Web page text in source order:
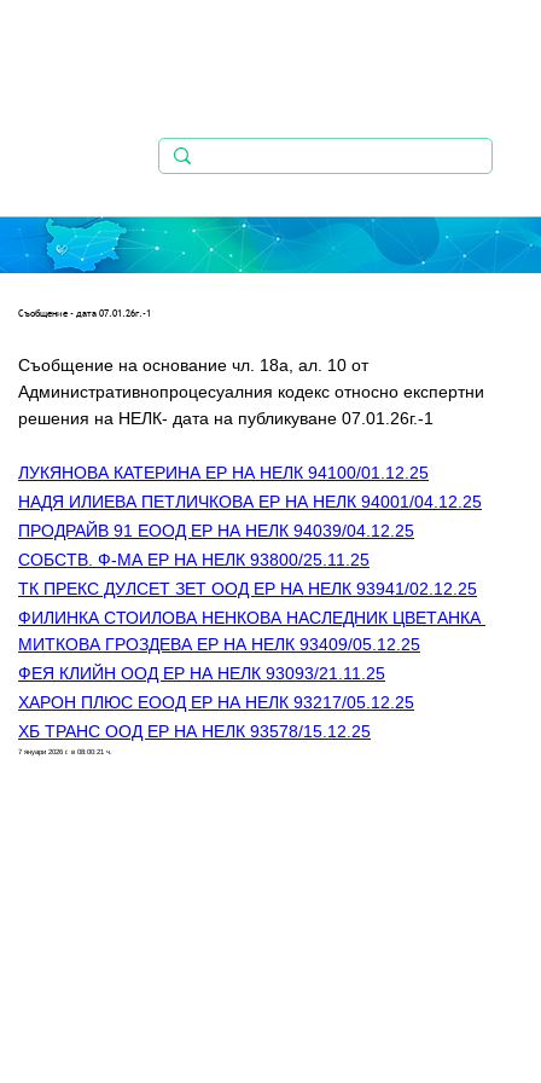
Съобщениe - дата 07.01.26г.-1
Съобщение на основание чл. 18а, ал. 10 от
Административнопроцесуалния кодекс относно експертни
решения на НЕЛК- дата на публикуване 07.01.26г.-1
ЛУКЯНОВА КАТЕРИНА ЕР НА НЕЛК 94100/01.12.25
НАДЯ ИЛИЕВА ПЕТЛИЧКОВА ЕР НА НЕЛК 94001/04.12.25
ПРОДРАЙВ 91 ЕООД ЕР НА НЕЛК 94039/04.12.25
СОБСТВ. Ф-МА ЕР НА НЕЛК 93800/25.11.25
ТК ПРЕКС ДУЛСЕТ ЗЕТ ООД ЕР НА НЕЛК 93941/02.12.25
ФИЛИНКА СТОИЛОВА НЕНКОВА НАСЛЕДНИК ЦВЕТАНКА
МИТКОВА ГРОЗДЕВА ЕР НА НЕЛК 93409/05.12.25
ФЕЯ КЛИЙН ООД ЕР НА НЕЛК 93093/21.11.25
ХАРОН ПЛЮС ЕООД ЕР НА НЕЛК 93217/05.12.25
ХБ ТРАНС ООД ЕР НА НЕЛК 93578/15.12.25
7 януари 2026 г. в 08:00:21 ч.